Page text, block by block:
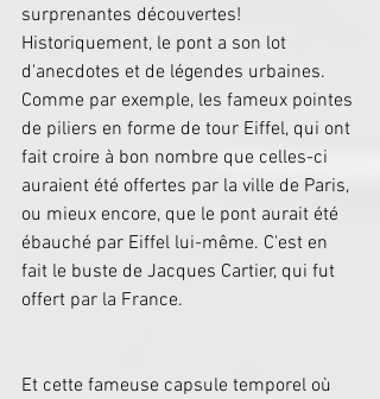
surprenantes découvertes!
Historiquement, le pont a son lot
d'anecdotes et de légendes urbaines.
Comme par exemple, les fameux pointes
de piliers en forme de tour Eiffel, qui ont
fait croire à bon nombre que celles-ci
auraient été offertes par la ville de Paris,
ou mieux encore, que le pont aurait été
ébauché par Eiffel lui-même. C'est en
fait le buste de Jacques Cartier, qui fut
offert par la France.
Et cette fameuse capsule temporel où